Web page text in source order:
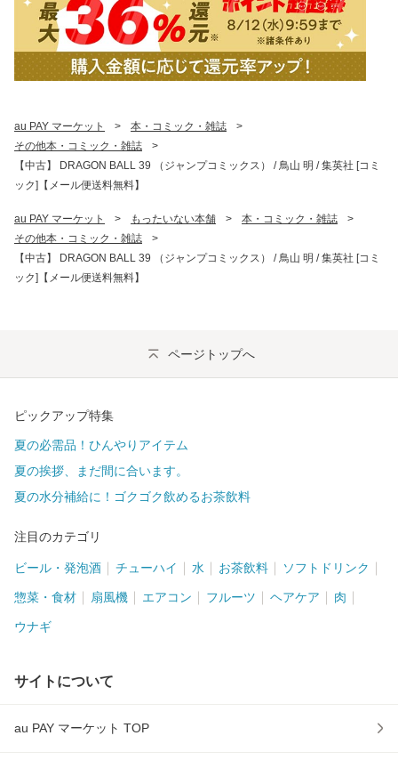
au PAY マーケット > 本・コミック・雑誌
>
その他本・コミック・雑誌
>
【中古】 DRAGON BALL 39 （ジャンプコミックス） / 鳥山 明 / 集英社 [コミ
ック]【メール便送料無料】
au PAY マーケット > もったいない本舗 > 本・コミック・雑誌
>
その他本・コミック・雑誌
>
【中古】 DRAGON BALL 39 （ジャンプコミックス） / 鳥山 明 / 集英社 [コミ
ック]【メール便送料無料】
ページトップへ
ピックアップ特集
夏の必需品！ひんやりアイテム
夏の挨拶、まだ間に合います。
夏の水分補給に！ゴクゴク飲めるお茶飲料
注目のカテゴリ
ビール・発泡酒 チューハイ 水 お茶飲料 ソフトドリンク
惣菜・食材 扇風機 エアコン フルーツ ヘアケア 肉
ウナギ
サイトについて
au PAY マーケット TOP